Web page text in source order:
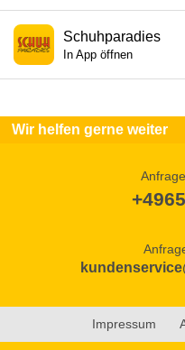
Schuhparadies
In App öffnen
Wir helfen gerne weiter
Impressum